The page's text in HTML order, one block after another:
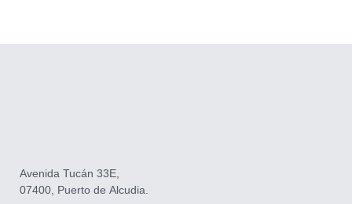
Avenida Tucán 33E,
07400, Puerto de Alcudia.